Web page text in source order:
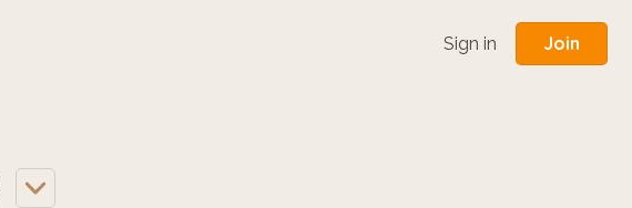
Sign in Join